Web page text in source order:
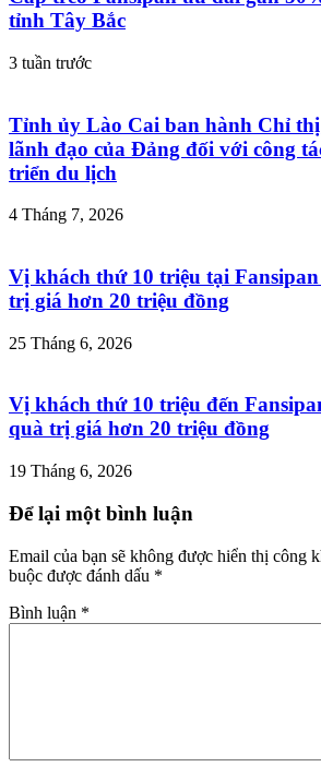
tỉnh Tây Bắc
3 tuần trước
Tỉnh ủy Lào Cai ban hành Chỉ thị
lãnh đạo của Đảng đối với công
triển du lịch
4 Tháng 7, 2026
Vị khách thứ 10 triệu tại
trị giá hơn 20 triệu đồng
25 Tháng 6, 2026
Vị khách thứ 10 triệu đến
quà trị giá hơn 20 triệu đồng
19 Tháng 6, 2026
Để lại một bình luận
Email của bạn sẽ không được hiển thị công
buộc được đánh dấu *
Bình luận *